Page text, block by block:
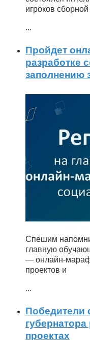
игроков
...
Пройдет
разработке
заполнению
Спешим
главную
— онлайн-
проектов и
...
Победители
проектах